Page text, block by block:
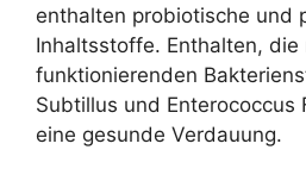
enthalten probiotische und
Inhaltsstoffe. Enthalten,
funktionierenden
Subtillus und Enterococcus
eine gesunde Verdauung.